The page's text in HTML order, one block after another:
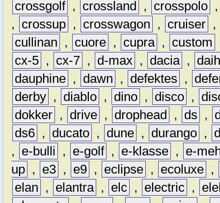
crossgolf , crossland , crosspolo
,
crossup , crosswagon , cruiser ,
cullinan
, cuore , cupra , custom
cx-5 , cx-7 , d-max , dacia ,
dauphine , dawn , defektes ,
derby , diablo , dino , disco ,
dokker , drive , drophead , ds ,
ds6 , ducato , dune , durango ,
,
e-bulli , e-golf , e-klasse ,
e-
up , e3 , e9 , eclipse , ecoluxe ,
elan
, elantra , elc , electric ,